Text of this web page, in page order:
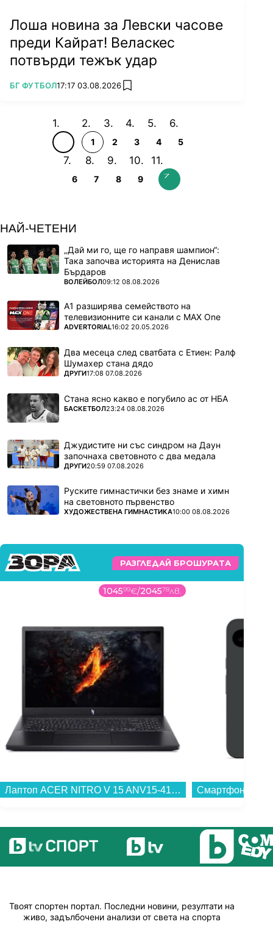
Лоша новина за Левски часове
преди Кайрат! Веласкес
потвърди тежък удар
ПОВЕЧЕ ОТ
БГ ФУТБОЛ17:17 03.08.2026 add favorites
1 2 3 4 5
6 7 8 9
НАЙ-ЧЕТЕНИ
„Дай ми го, ще го направя шампион“:
Така започва историята на Денислав
Бърдаров
ПОВЕЧЕ ОТ
ВОЛЕЙБОЛ09:12 08.08.2026
А1 разширява семейството на
телевизионните си канали с MAX One
ПОВЕЧЕ ОТ
ADVERTORIAL16:02 20.05.2026
Два месеца след сватбата с Етиен: Ралф
Шумахер стана дядо
ПОВЕЧЕ ОТ
ДРУГИ17:08 07.08.2026
Стана ясно какво е погубило ас от НБА
ПОВЕЧЕ ОТ
БАСКЕТБОЛ23:24 08.08.2026
Джудистите ни със синдром на Даун
започнаха световното с два медала
ПОВЕЧЕ ОТ
ДРУГИ20:59 07.08.2026
Руските гимнастички без знаме и химн
на световното първенство
ПОВЕЧЕ ОТ
ХУДОЖЕСТВЕНА ГИМНАСТИКА10:00 08.08.2026
РАЗГЛЕДАЙ БРОШУРАТА
104599€/204578лв.
Лаптоп ACER NITRO V 15 ANV15-41-R06X NH.QSGEX.004 , 1000GB SSD , 15.60 , 16 , AMD Ryzen 7 7735HS OCTA CORE , NVIDIA GeForce RTX 4050 6GB GDDR6...
Твоят спортен портал. Последни новини, резултати на
живо, задълбочени анализи от света на спорта